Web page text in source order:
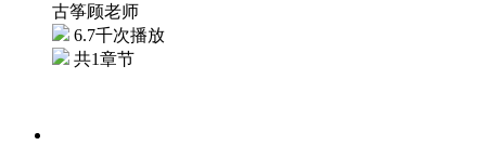
古筝顾老师
6.7千次播放
共1章节